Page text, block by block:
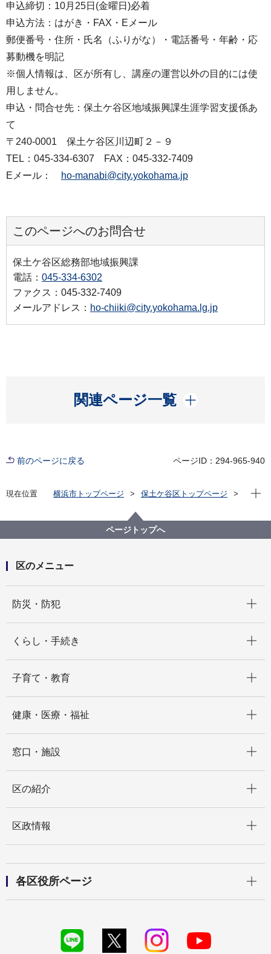
申込締切：10月25日(金曜日)必着
申込方法：はがき・FAX・Eメール
郵便番号・住所・氏名（ふりがな）・電話番号・年齢・応
募動機を明記
※個人情報は、区が所有し、講座の運営以外の目的には使
用しません。
申込・問合せ先：保土ケ谷区地域振興課生涯学習支援係あ
て
〒240-0001 保土ケ谷区川辺町２－９
TEL：045-334-6307 FAX：045-332-7409
Eメール：
ho-manabi@city.yokohama.jp
このページへのお問合せ
保土ケ谷区総務部地域振興課
電話： 045-334-6302
ファクス：045-332-7409
メールアドレス： ho-chiiki@city.yokohama.lg.jp
関連ページ一覧
開く
前のページに戻る ページID：294-965-940
現在位置 横浜市トップページ
保土ケ谷区トップページ
多文化共生まちづくりサポーター講座
現在
ページトップへ
区のメニュー
防災・防犯
くらし・手続き
子育て・教育
健康・医療・福祉
窓口・施設
区の紹介
区政情報
各区役所ページ